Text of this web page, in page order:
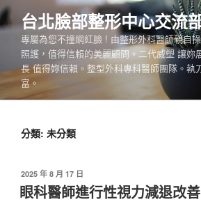
跳
至
內
台北臉部整形中心交流
專屬為您不撞網紅臉 ! 由整形外科醫師親自
照護，值得信賴的美麗顧問。二代威塑 讓妳
長 值得妳信賴。整型外科專科醫師團隊。執
富。
分類: 未分類
發
佈
於
2025 年 8 月 17 日
眼科醫師進行性視力減退改